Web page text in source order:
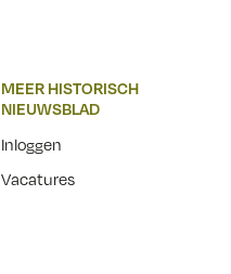
MEER HISTORISCH
NIEUWSBLAD
Inloggen
Vacatures